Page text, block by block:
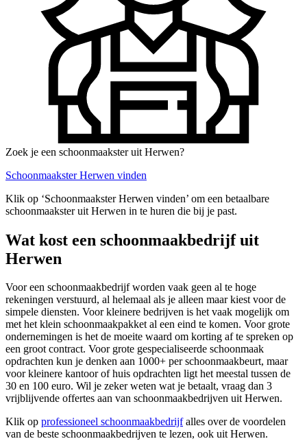
Zoek je een schoonmaakster uit Herwen?
Schoonmaakster Herwen vinden
Klik op ‘Schoonmaakster Herwen vinden’ om een betaalbare
schoonmaakster uit Herwen in te huren die bij je past.
Wat kost een schoonmaakbedrijf uit
Herwen
Voor een schoonmaakbedrijf worden vaak geen al te hoge
rekeningen verstuurd, al helemaal als je alleen maar kiest voor de
simpele diensten. Voor kleinere bedrijven is het vaak mogelijk om
met het klein schoonmaakpakket al een eind te komen. Voor grote
ondernemingen is het de moeite waard om korting af te spreken op
een groot contract. Voor grote gespecialiseerde schoonmaak
opdrachten kun je denken aan 1000+ per schoonmaakbeurt, maar
voor kleinere kantoor of huis opdrachten ligt het meestal tussen de
30 en 100 euro. Wil je zeker weten wat je betaalt, vraag dan 3
vrijblijvende offertes aan van schoonmaakbedrijven uit Herwen.
Klik op professioneel schoonmaakbedrijfalles over de voordelen
van de beste schoonmaakbedrijven te lezen, ook uit Herwen.